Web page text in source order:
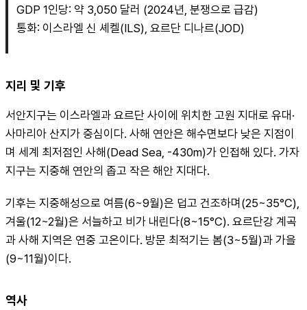
GDP 1인당: 약 3,050 달러 (2024년, 분쟁으로 급감)
통화: 이스라엘 신 셰켈(ILS), 요르단 디나르(JOD)
지리 및 기후
서안지구는 이스라엘과 요르단 사이에 위치한 고원 지대로 유대·
사마리아 산지가 중심이다. 사해 연안은 해수면보다 낮은 지점이
며 세계 최저점인 사해(Dead Sea, -430m)가 인접해 있다. 가자
지구는 지중해 연안의 좁고 작은 해안 지대다.
기후는 지중해성으로 여름(6~9월)은 덥고 건조하며(25~35°C),
겨울(12~2월)은 서늘하고 비가 내린다(8~15°C). 요르단강 계곡
과 사해 지역은 연중 고온이다. 방문 최적기는 봄(3~5월)과 가을
(9~11월)이다.
역사